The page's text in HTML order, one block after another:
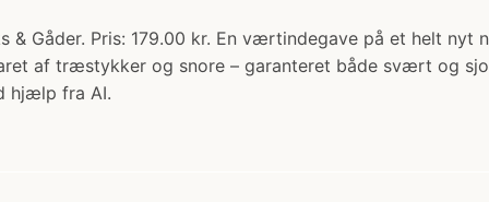
Gåder. Pris: 179.00 kr. En værtindegave på et helt nyt
af træstykker og snore – garanteret både svært og
hjælp fra AI.